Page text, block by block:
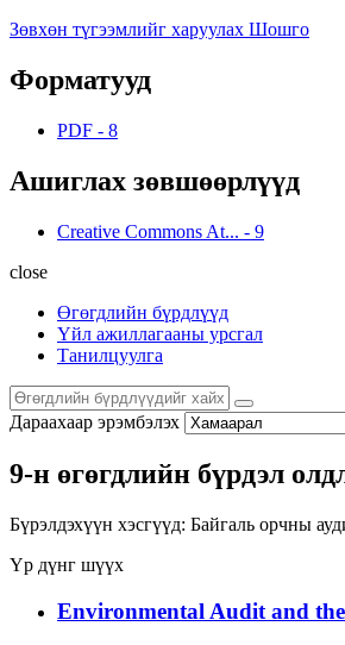
Зөвхөн түгээмлийг харуулах Шошго
Форматууд
PDF - 8
Ашиглах зөвшөөрлүүд
Creative Commons At... - 9
close
Өгөгдлийн бүрдлүүд
Үйл ажиллагааны урсгал
Танилцуулга
Дараахаар эрэмбэлэх
9-н өгөгдлийн бүрдэл
Бүрэлдэхүүн хэсгүүд: Байгаль орчны
Үр дүнг шүүх
Environmental Audit and